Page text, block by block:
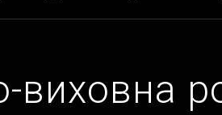
виховна